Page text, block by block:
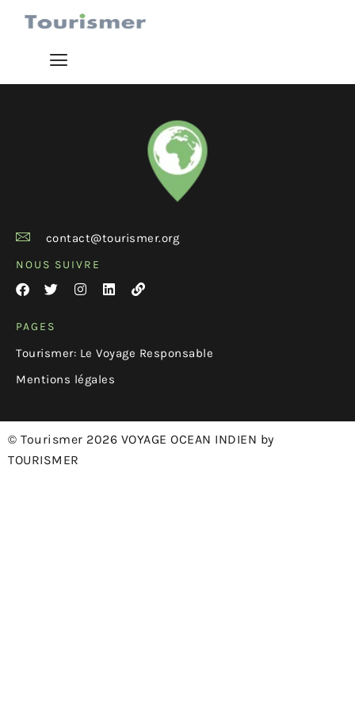
contact@tourismer.org
NOUS SUIVRE
PAGES
Tourismer: Le Voyage Responsable
Mentions légales
© Tourismer 2026 VOYAGE OCEAN INDIEN by
TOURISMER